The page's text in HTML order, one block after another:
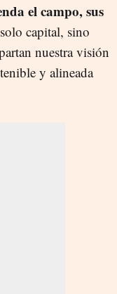
el campo, sus
capital, sino
nuestra visión
y alineada